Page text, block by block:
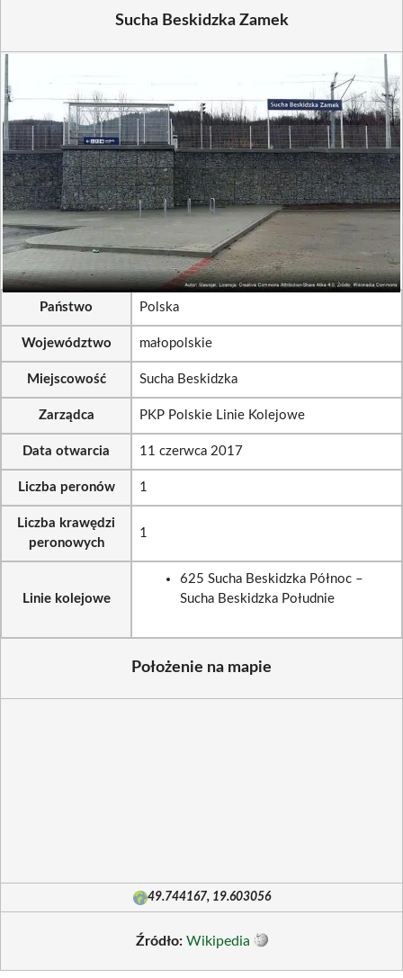
Sucha Beskidzka Zamek
Państwo Polska
Województwo małopolskie
Miejscowość Sucha Beskidzka
Zarządca PKP Polskie Linie Kolejowe
Data otwarcia 11 czerwca 2017
Liczba peronów 1
Liczba krawędzi
peronowych
1
Linie kolejowe
625 Sucha Beskidzka Północ –
Sucha Beskidzka Południe
Położenie na mapie
49.744167, 19.603056
Źródło: Wikipedia